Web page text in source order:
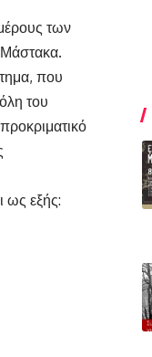
των
που
του
ως εξής: